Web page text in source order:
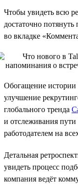
Чтобы увидеть всю
достаточно
во вкладке
Обогащение
улучшение
глобального тренда
и отслеживания
работодателем на
Детальная
увидеть процесс
компания ведёт